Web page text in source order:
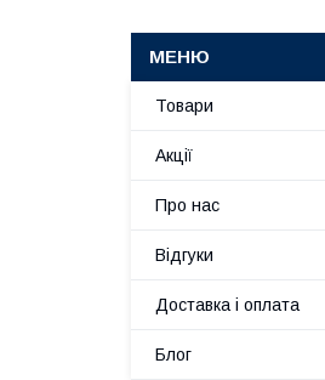
Товари
Акції
Про нас
Відгуки
Доставка і оплата
Блог